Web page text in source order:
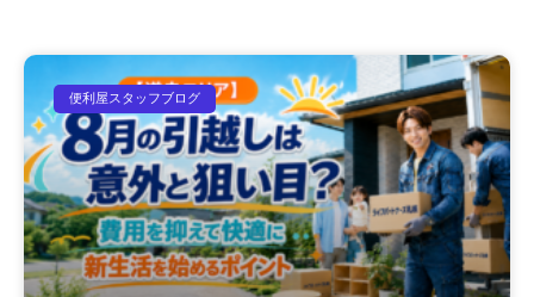
便利屋スタッフブログ